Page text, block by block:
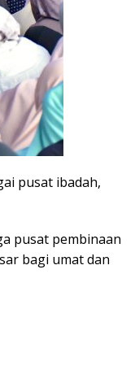
pusat ibadah,
pusat pembinaan
bagi umat dan